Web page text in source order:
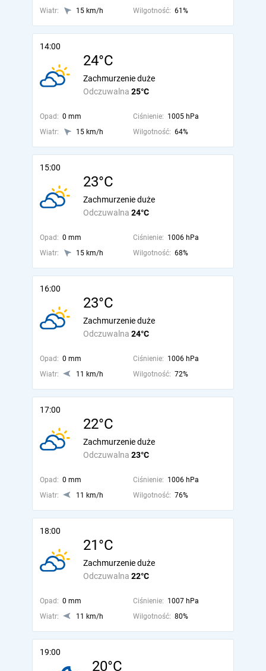
Wiatr:
15 km/h Wilgotność: 61%
14:00
24°C
Odczuwalna 25°C
Zachmurzenie duże
Opad: 0 mm Ciśnienie: 1005 hPa
Wiatr:
15 km/h Wilgotność: 64%
15:00
23°C
Odczuwalna 24°C
Zachmurzenie duże
Opad: 0 mm Ciśnienie: 1006 hPa
Wiatr:
15 km/h Wilgotność: 68%
16:00
23°C
Odczuwalna 24°C
Zachmurzenie duże
Opad: 0 mm Ciśnienie: 1006 hPa
Wiatr:
11 km/h Wilgotność: 72%
17:00
22°C
Odczuwalna 23°C
Zachmurzenie duże
Opad: 0 mm Ciśnienie: 1006 hPa
Wiatr:
11 km/h Wilgotność: 76%
18:00
21°C
Odczuwalna 22°C
Zachmurzenie duże
Opad: 0 mm Ciśnienie: 1007 hPa
Wiatr:
11 km/h Wilgotność: 80%
19:00
20°C